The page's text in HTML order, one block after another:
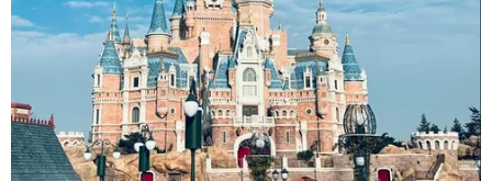
Cử tri bỏ phiếu sớm bầu Tổng thống tại điểm bầu cử ở
Arlington, bang Virginia, Mỹ. (Ảnh: AFP/TTXVN)
Theo phóng viên TTXVN tại Mỹ, mặc dù vẫn còn
19 ngày nữa mới tới ngày bầu cử chính thức